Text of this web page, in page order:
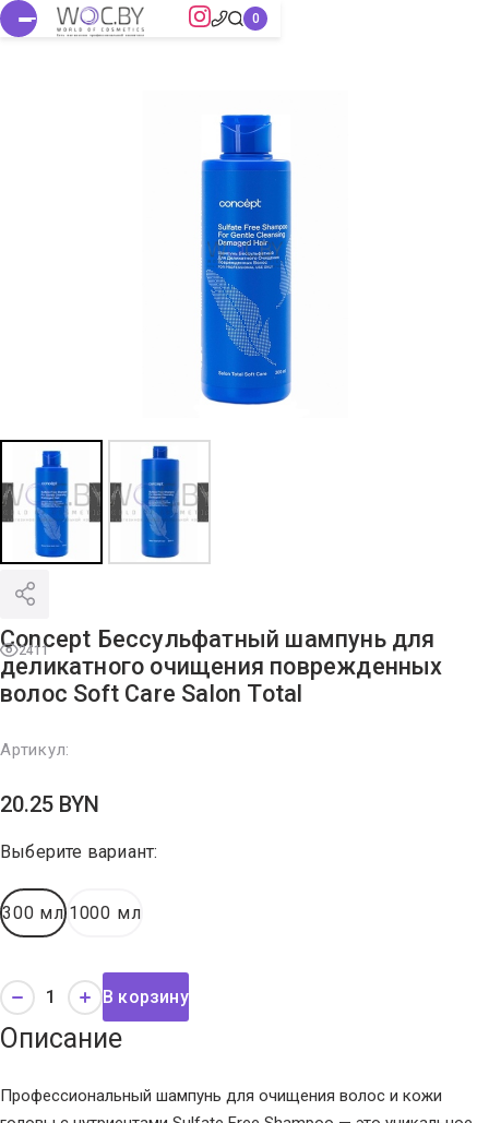
2411
Concept Бессульфатный шампунь для
деликатного очищения поврежденных
волос Soft Care Salon Total
Артикул:
20.25 BYN
Выберите вариант:
300 мл 1000 мл
В корзину
Описание
Профессиональный шампунь для очищения волос и кожи